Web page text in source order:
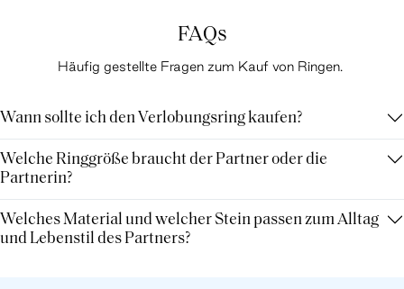
FAQs
Häufig gestellte Fragen zum Kauf von Ringen.
Wann sollte ich den Verlobungsring kaufen?
Welche Ringgröße braucht der Partner oder die
Partnerin?
Welches Material und welcher Stein passen zum Alltag
und Lebenstil des Partners?